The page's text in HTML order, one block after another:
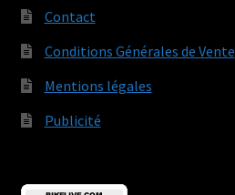
Contact
Conditions Générales de Vente
Mentions légales
Publicité